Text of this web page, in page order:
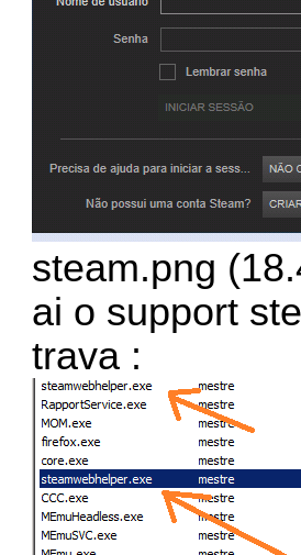
steam.png
ai o support
trava :